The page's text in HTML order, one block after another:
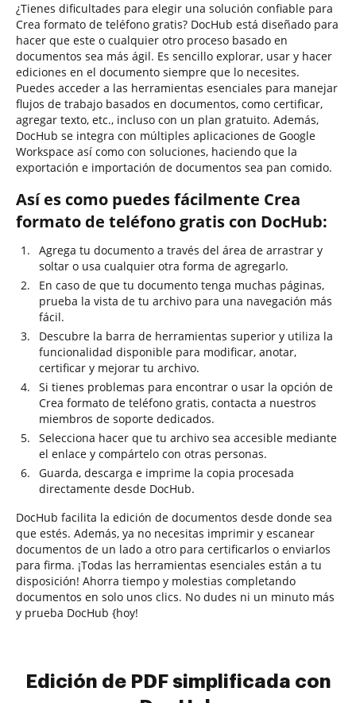
¿Tienes dificultades para elegir una solución confiable para
Crea formato de teléfono gratis? DocHub está diseñado para
hacer que este o cualquier otro proceso basado en
documentos sea más ágil. Es sencillo explorar, usar y hacer
ediciones en el documento siempre que lo necesites.
Puedes acceder a las herramientas esenciales para manejar
flujos de trabajo basados en documentos, como certificar,
agregar texto, etc., incluso con un plan gratuito. Además,
DocHub se integra con múltiples aplicaciones de Google
Workspace así como con soluciones, haciendo que la
exportación e importación de documentos sea pan comido.
Así es como puedes fácilmente Crea
formato de teléfono gratis con DocHub:
Agrega tu documento a través del área de arrastrar y
soltar o usa cualquier otra forma de agregarlo.
En caso de que tu documento tenga muchas páginas,
prueba la vista de tu archivo para una navegación más
fácil.
Descubre la barra de herramientas superior y utiliza la
funcionalidad disponible para modificar, anotar,
certificar y mejorar tu archivo.
Si tienes problemas para encontrar o usar la opción de
Crea formato de teléfono gratis, contacta a nuestros
miembros de soporte dedicados.
Selecciona hacer que tu archivo sea accesible mediante
el enlace y compártelo con otras personas.
Guarda, descarga e imprime la copia procesada
directamente desde DocHub.
DocHub facilita la edición de documentos desde donde sea
que estés. Además, ya no necesitas imprimir y escanear
documentos de un lado a otro para certificarlos o enviarlos
para firma. ¡Todas las herramientas esenciales están a tu
disposición! Ahorra tiempo y molestias completando
documentos en solo unos clics. No dudes ni un minuto más
y prueba DocHub {hoy!
Edición de PDF simplificada con